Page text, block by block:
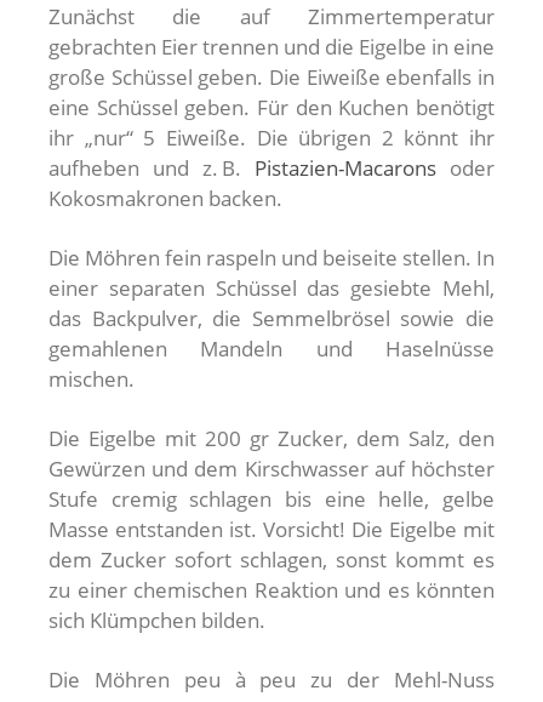
Zunächst die auf Zimmertemperatur
gebrachten Eier trennen und die Eigelbe in eine
große Schüssel geben. Die Eiweiße ebenfalls in
eine Schüssel geben. Für den Kuchen benötigt
ihr „nur“ 5 Eiweiße. Die übrigen 2 könnt ihr
aufheben und z. B. Pistazien-Macarons oder
Kokosmakronen backen.
Die Möhren fein raspeln und beiseite stellen. In
einer separaten Schüssel das gesiebte Mehl,
das Backpulver, die Semmelbrösel sowie die
gemahlenen Mandeln und Haselnüsse
mischen.
Die Eigelbe mit 200 gr Zucker, dem Salz, den
Gewürzen und dem Kirschwasser auf höchster
Stufe cremig schlagen bis eine helle, gelbe
Masse entstanden ist. Vorsicht! Die Eigelbe mit
dem Zucker sofort schlagen, sonst kommt es
zu einer chemischen Reaktion und es könnten
sich Klümpchen bilden.
Die Möhren peu à peu zu der Mehl-Nuss